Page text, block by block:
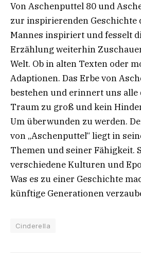
Von Aschenputtel 80 und
zur inspirierenden Geschichte
Mannes inspiriert und fesselt
Erzählung weiterhin
Welt. Ob in alten Texten oder
Adaptionen. Das Erbe von
bestehen und erinnert uns alle
Traum zu groß und kein
Um überwunden zu werden.
von „Aschenputtel“ liegt in
Themen und seiner Fähigkeit.
verschiedene Kulturen und
Was es zu einer Geschichte
künftige Generationen
Cinderella